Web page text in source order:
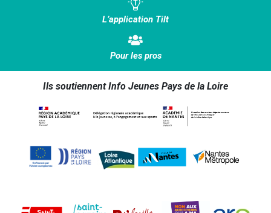
L’application Tilt
Pour les pros
Ils soutiennent Info Jeunes Pays de la Loire